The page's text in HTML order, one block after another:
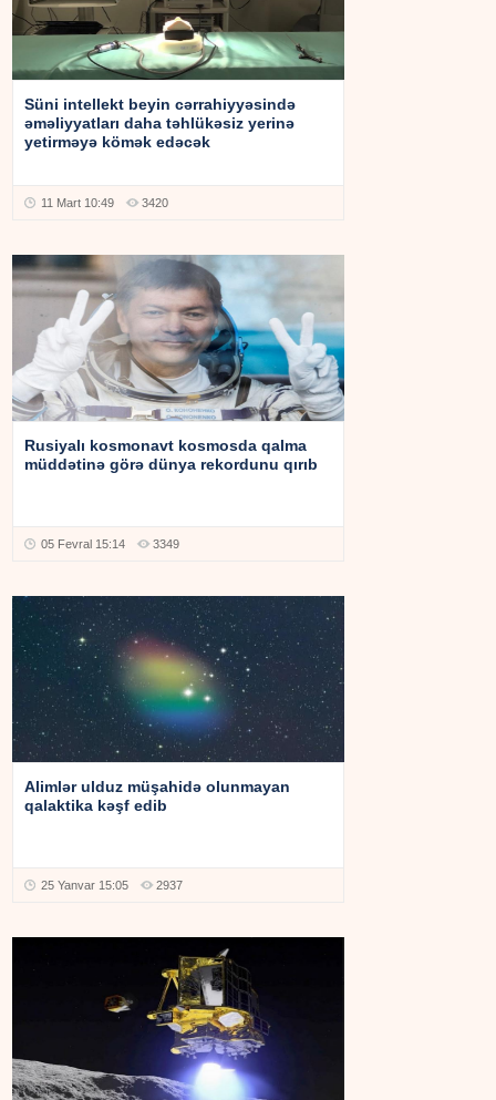
Süni intellekt beyin cərrahiyyəsində
əməliyyatları daha təhlükəsiz yerinə
yetirməyə kömək edəcək
11 Mart 10:49 3420
Rusiyalı kosmonavt kosmosda qalma
müddətinə görə dünya rekordunu qırıb
05 Fevral 15:14 3349
Alimlər ulduz müşahidə olunmayan
qalaktika kəşf edib
25 Yanvar 15:05 2937